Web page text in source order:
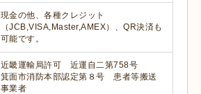
現金の他、各種クレジット
（JCB,VISA,Master,AMEX）、QR決済も
可能です。
近畿運輸局許可 近運自二第758号
箕面市消防本部認定第８号 患者等搬送
事業者